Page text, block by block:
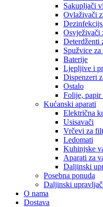
Sakupljači
Ovlaživači
Osvježivači
Deterdženti
Spužvice za
Baterije
Ljepljive i
Dispenzeri
Ostalo
Folije, papir
Kućanski aparati
Električna
Usisavači
Vrčevi za
Ledomati
Kuhinjske
Aparati za
Daljinski
Posebna ponuda
Daljinski
O nama
Dostava